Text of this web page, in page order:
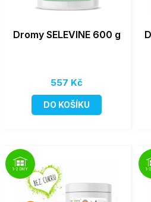
Dromy SELEVINE 600 g
557 Kč
DO KOŠÍKU
1-2 DNY 1-